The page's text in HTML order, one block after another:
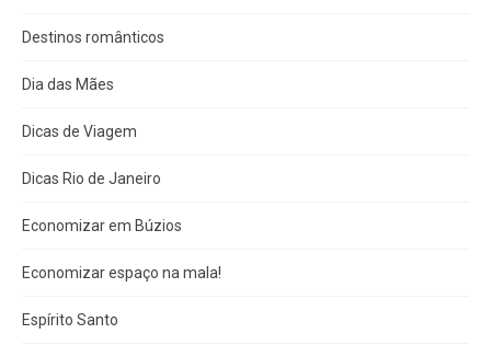
Destinos românticos
Dia das Mães
Dicas de Viagem
Dicas Rio de Janeiro
Economizar em Búzios
Economizar espaço na mala!
Espírito Santo